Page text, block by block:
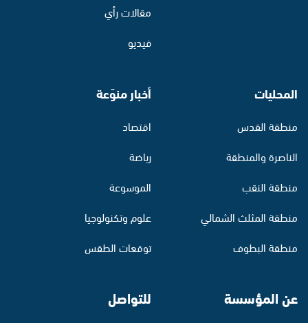
مقالات رأي
فيديو
المحليات
منطقة القدس
الناصرة والمنطقة
منطقة النقب
منطقة المثلث الشمالي
منطقة البطوف
أخبار منوّعة
اقتصاد
رياضة
الموسوعة
علوم وتكنولوجيا
توقعات الطقس
عن المؤسسة للتواصل